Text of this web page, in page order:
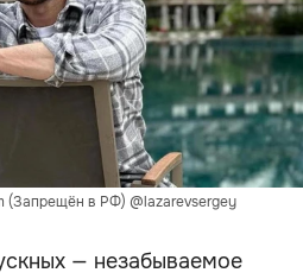
(Запрещён в РФ) @lazarevsergey
— незабываемое